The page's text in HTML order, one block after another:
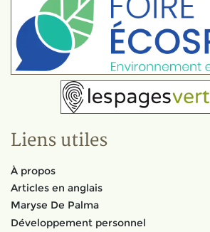
Liens utiles
À propos
Articles en anglais
Maryse De Palma
Développement personnel